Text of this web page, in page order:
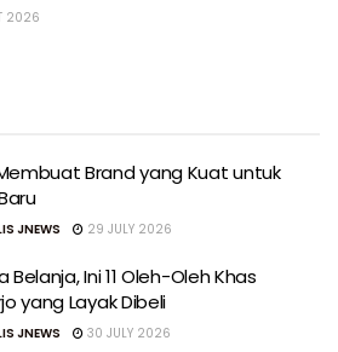
2026
Brand yang Kuat untuk
JNEWS 29 JULY 2026
Belanja, Ini 11 Oleh-Oleh Khas
yang Layak Dibeli
JNEWS 30 JULY 2026